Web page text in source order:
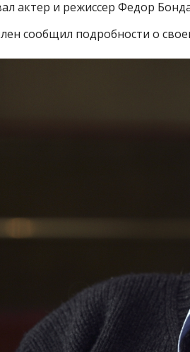
актер и режиссер Федор
сообщил подробности о